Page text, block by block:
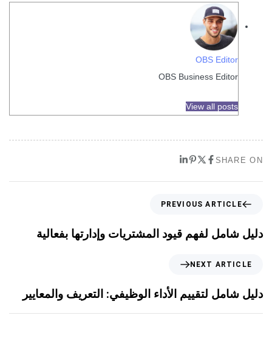
OBS Editor
OBS Business Editor
View all posts
SHARE ON
PREVIOUS ARTICLE
دليل شامل لفهم قيود المشتريات وإدارتها بفعالية
NEXT ARTICLE
دليل شامل لتقييم الأداء الوظيفي: التعريف والمعايير